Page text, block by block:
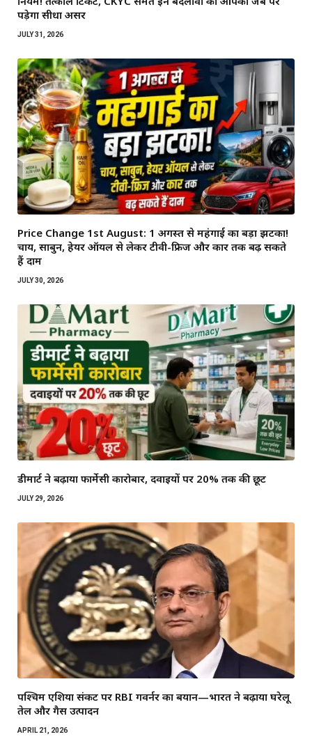
पड़ेगा सीधा असर
JULY 31, 2026
Price Change 1st August: 1 अगस्त से महंगाई का बड़ा झटका!
चाय, साबुन, हेयर ऑयल से लेकर टीवी-फ्रिज और कार तक बढ़ सकते
हैं दाम
JULY 30, 2026
डीमार्ट ने बढ़ाया फार्मेसी कारोबार, दवाइयों पर 20% तक की छूट
JULY 29, 2026
पश्चिम एशिया संकट पर RBI गवर्नर का बयान—भारत ने बढ़ाया घरेलू
तेल और गैस उत्पादन
APRIL 21, 2026